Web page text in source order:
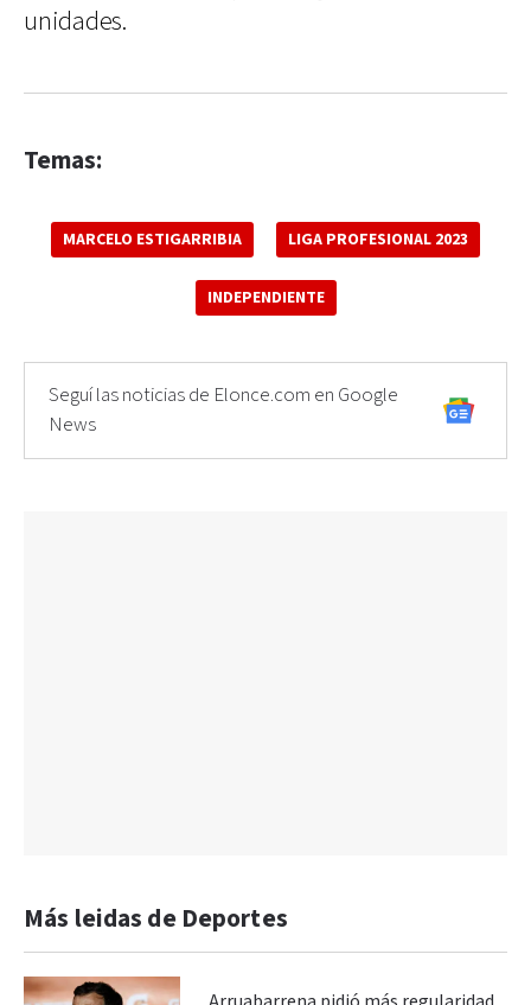
unidades.
Temas:
MARCELO ESTIGARRIBIA LIGA PROFESIONAL 2023
INDEPENDIENTE
Seguí las noticias de Elonce.com en Google
News
Más leidas de Deportes